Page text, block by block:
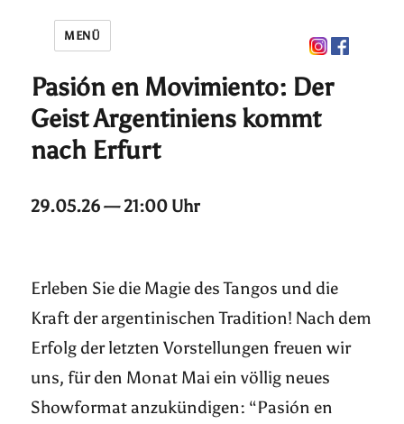
MENÜ
Pasión en Movimiento: Der
Geist Argentiniens kommt
nach Erfurt
29.05.26 — 21:00 Uhr
Erleben Sie die Magie des Tangos und die
Kraft der argentinischen Tradition! Nach dem
Erfolg der letzten Vorstellungen freuen wir
uns, für den Monat Mai ein völlig neues
Showformat anzukündigen: “Pasión en